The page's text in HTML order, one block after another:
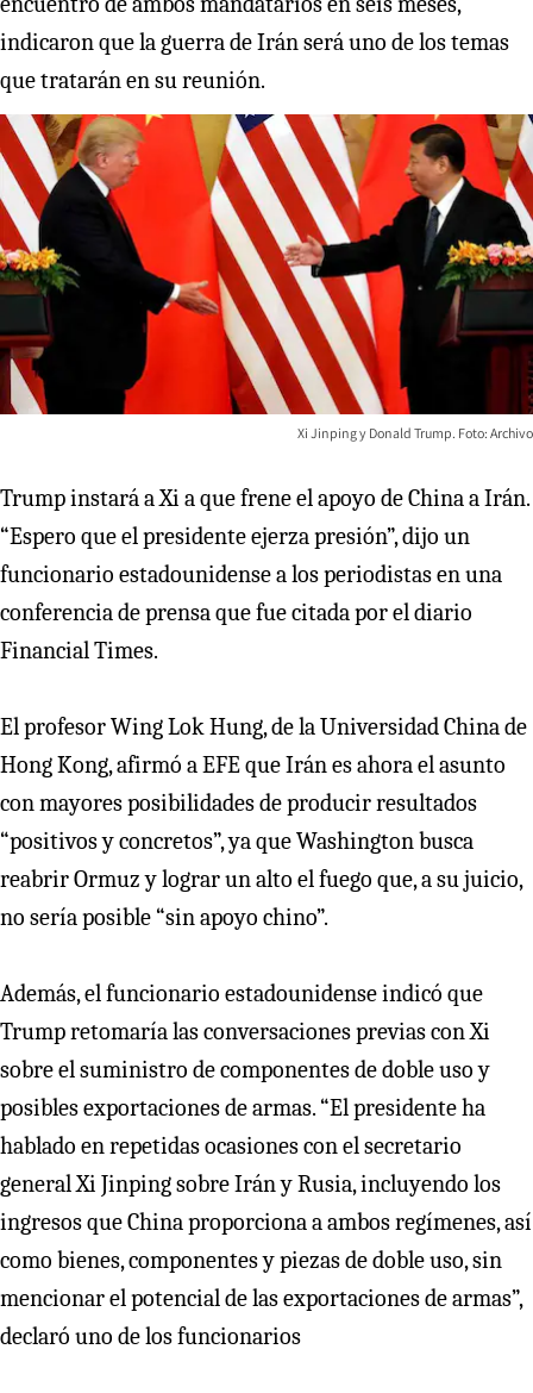
indicaron que la guerra de Irán será uno de los temas
que tratarán en su reunión.
Xi Jinping y Donald Trump. Foto: Archivo
Trump instará a Xi a que frene el apoyo de China a Irán.
“Espero que el presidente ejerza presión”, dijo un
funcionario estadounidense a los periodistas en una
conferencia de prensa que fue citada por el diario
Financial Times.
El profesor Wing Lok Hung, de la Universidad China de
Hong Kong, afirmó a EFE que Irán es ahora el asunto
con mayores posibilidades de producir resultados
“positivos y concretos”, ya que Washington busca
reabrir Ormuz y lograr un alto el fuego que, a su juicio,
no sería posible “sin apoyo chino”.
Además, el funcionario estadounidense indicó que
Trump retomaría las conversaciones previas con Xi
sobre el suministro de componentes de doble uso y
posibles exportaciones de armas. “El presidente ha
hablado en repetidas ocasiones con el secretario
general Xi Jinping sobre Irán y Rusia, incluyendo los
ingresos que China proporciona a ambos regímenes, así
como bienes, componentes y piezas de doble uso, sin
mencionar el potencial de las exportaciones de armas”,
declaró uno de los funcionarios